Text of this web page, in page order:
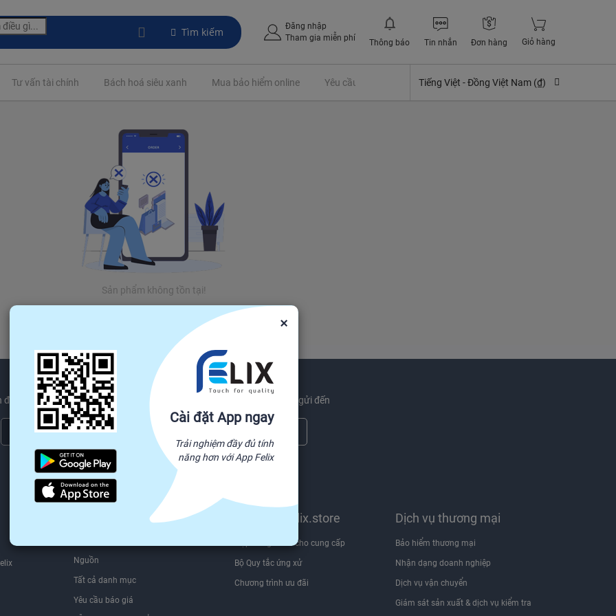
Tìm kiếm
Đăng nhập
Tham gia miễn phí
Thông báo Tin nhắn Đơn hàng Giỏ hàng
Tư vấn tài chính Bách hoá siêu xanh Mua bảo hiểm online Yêu cầu quyền lợi bảo hiểmTiếng Việt -Đồng Việt Nam (₫)
Sản phẩm không tồn tại!
được các sản phẩm mới nhất xu hướng và ngành công nghiệp tin tức gửi đến
Chúng tôi sẽ không bao giờ chia sẻ thông tin email của bạn cho bên thứ ba.
Tìm nguồn hàng trên
Nguồn
Tất cả danh mục
Yêu cầu báo giá
Bán trên Felix.store
Hợp đồng dành cho cung cấp
Bộ Quy tắc ứng xử
Chương trình ưu đãi
Dịch vụ thương mại
Bảo hiểm thương mại
Nhận dạng doanh nghiệp
Dịch vụ vận chuyển
Giám sát sản xuất & dịch vụ kiểm tra
×
Cài đặt App ngay
Trải nghiệm đầy đủ tính
năng hơn với App Felix